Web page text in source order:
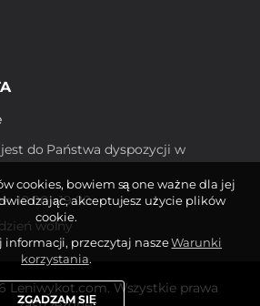
jest do Państwa dyspozycji w
10:00 - 19:00
wolny
Leniwykot.com. Wszystkie prawa
cookies, bowiem są one ważne dla jej
akceptujesz użycie plików
cookie.
informacji, przeczytaj naszeWarunki
korzystania.
ZGADZAM SIĘ